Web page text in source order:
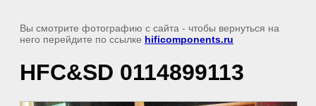
Вы смотрите фотографию с сайта - чтобы вернуться на
него перейдите по ссылке hificomponents.ru
HFC&SD 0114899113